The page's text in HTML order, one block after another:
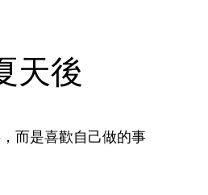
天後
而是喜歡自己做的事